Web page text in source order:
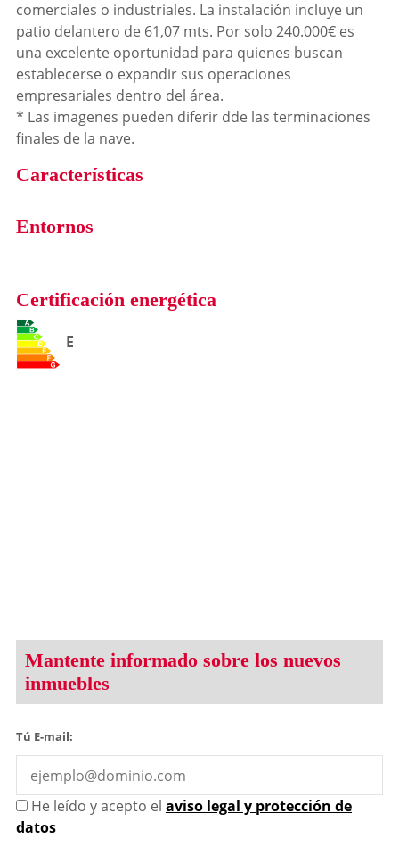
comerciales o industriales. La instalación incluye un
patio delantero de 61,07 mts. Por solo 240.000€ es
una excelente oportunidad para quienes buscan
establecerse o expandir sus operaciones
empresariales dentro del área.
* Las imagenes pueden diferir dde las terminaciones
finales de la nave.
Características
Entornos
Certificación energética
E
Mantente informado sobre los nuevos
inmuebles
Tú E-mail:
He leído y acepto el aviso legal y protección de
datos